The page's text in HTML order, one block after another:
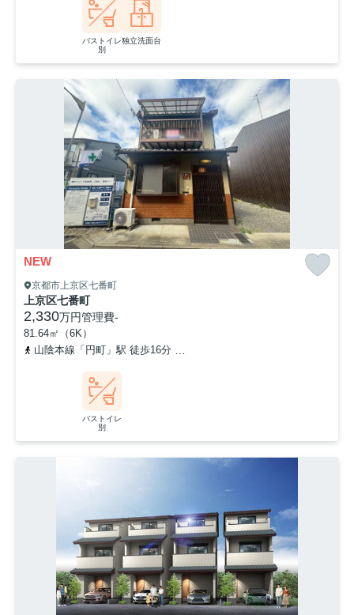
バストイレ
別
独立洗面台
NEW
京都市上京区七番町
上京区七番町
2,330万円管理費-
81.64㎡（6K）
山陰本線「円町」駅 徒歩16分
バストイレ
別